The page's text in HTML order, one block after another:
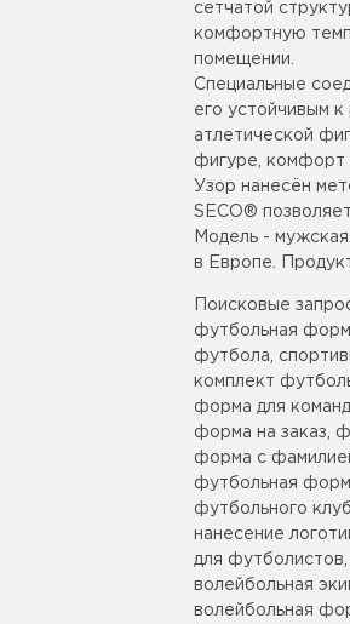
сетчатой
комфортную
помещении.
Специальные
его устойчивым
атлетической
фигуре, комфорт
Узор нанесён
SECO®
Модель -
в Европе.
Поисковые
футбольная
футбола,
комплект
форма для
форма на заказ,
форма с
футбольная
футбольного
нанесение
для
волейбольная
волейбольная